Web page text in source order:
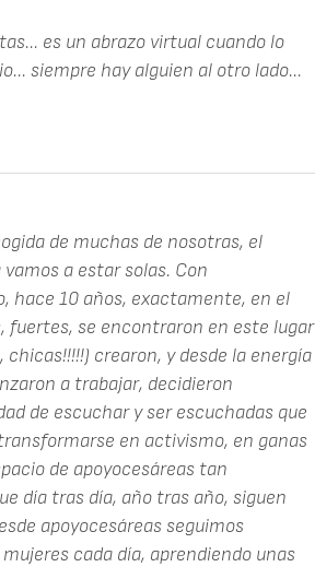
es un abrazo virtual cuando lo
siempre hay alguien al otro lado...
de muchas de nosotras, el
a estar solas. Con
hace 10 años, exactamente, en el
fuertes, se encontraron en este lugar
crearon, y desde la energía
a trabajar, decidieron
de escuchar y ser escuchadas que
en activismo, en ganas
de apoyocesáreas tan
día tras día, año tras año, siguen
apoyocesáreas seguimos
cada día, aprendiendo unas